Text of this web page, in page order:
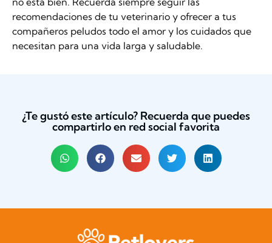
recomendaciones de tu veterinario y ofrecer a tus
compañeros peludos todo el amor y los cuidados que
necesitan para una vida larga y saludable.
¿Te gustó este artículo? Recuerda que puedes
compartirlo en red social favorita